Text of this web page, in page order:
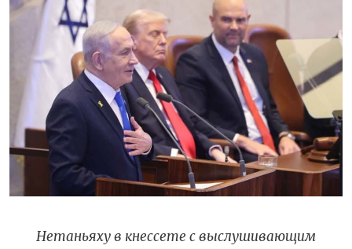
Нетаньяху в кнессете с выслушивающим